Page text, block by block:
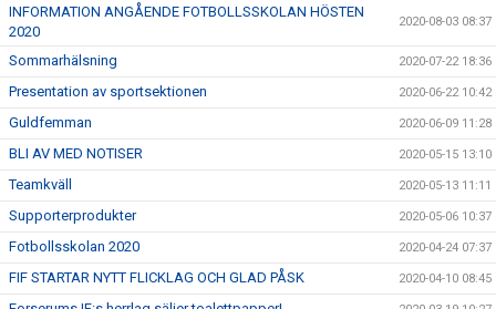
INFORMATION ANGÅENDE FOTBOLLSSKOLAN HÖSTEN
2020
2020-08-03 08:37
Sommarhälsning 2020-07-22 18:36
Presentation av sportsektionen 2020-06-22 10:42
Guldfemman 2020-06-09 11:28
BLI AV MED NOTISER 2020-05-15 13:10
Teamkväll 2020-05-13 11:11
Supporterprodukter 2020-05-06 10:37
Fotbollsskolan 2020 2020-04-24 07:37
FIF STARTAR NYTT FLICKLAG OCH GLAD PÅSK 2020-04-10 08:45